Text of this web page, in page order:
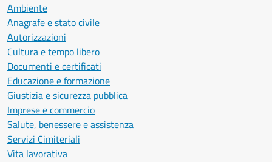
Ambiente
Anagrafe e stato civile
Autorizzazioni
Cultura e tempo libero
Documenti e certificati
Educazione e formazione
Giustizia e sicurezza pubblica
Imprese e commercio
Salute, benessere e assistenza
Servizi Cimiteriali
Vita lavorativa